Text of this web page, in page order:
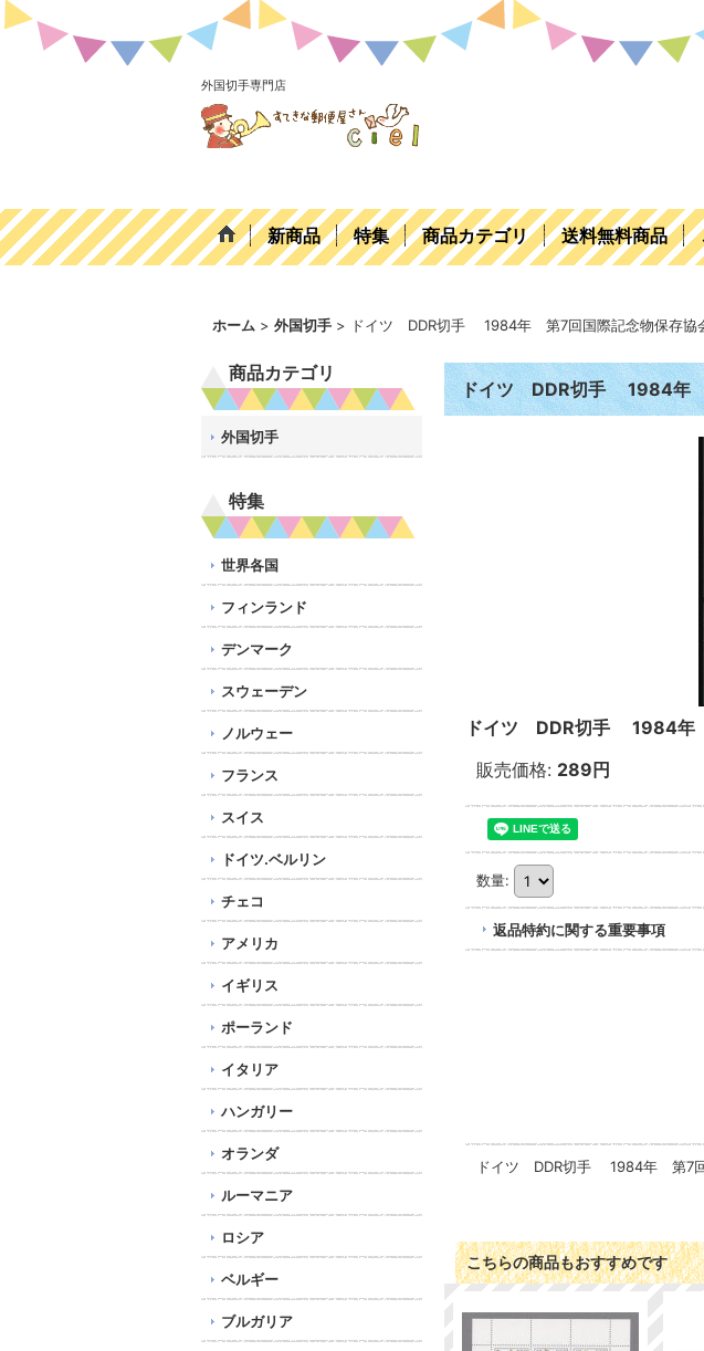
外国切手専門店
新商品 特集 商品カテゴリ 送料無料商品
ホーム > 外国切手 > ドイツ DDR切手 1984年 第7回国際記念物保存
商品カテゴリ
外国切手
特集
世界各国
フィンランド
デンマーク
スウェーデン
ノルウェー
フランス
スイス
ドイツ.ベルリン
チェコ
アメリカ
イギリス
ポーランド
イタリア
ハンガリー
オランダ
ルーマニア
ロシア
ベルギー
ブルガリア
ドイツ DDR切手 1984年
ドイツ DDR切手 1984
販売価格: 289円
数量:
返品特約に関する重要事項
ドイツ DDR切手 1984年 第7
こちらの商品もおすすめです